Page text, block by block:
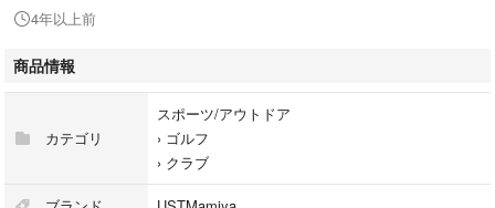
4年以上前
商品情報
カテゴリ
スポーツ/アウトドア
› ゴルフ
› クラブ